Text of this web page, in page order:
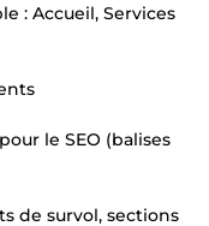
: Accueil, Services
le SEO (balises
de survol, sections